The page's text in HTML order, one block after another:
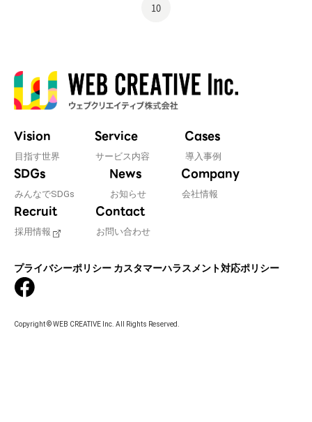
10
Vision
目指す世界
Service
サービス内容
Cases
導入事例
SDGs
みんなでSDGs
News
お知らせ
Company
会社情報
Recruit
採用情報
Contact
お問い合わせ
プライバシーポリシー カスタマーハラスメント対応ポリシー
Copyright © WEB CREATIVE Inc. All Rights Reserved.